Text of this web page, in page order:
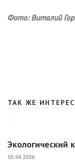
Фото: Виталий
ТАК ЖЕ
Экологический
03.04.2026